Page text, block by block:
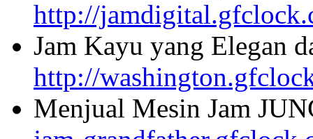
http://
Jam Kayu yang Elegan
http://
Menjual Mesin Jam